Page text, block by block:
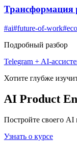
Трансформация
#ai#future-of-work#
Подробный разбор
Telegram + AI-
Хотите глубже
AI Product
Постройте своего AI
Узнать о курсе